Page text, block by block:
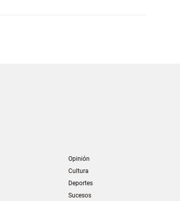
Opinión
Cultura
Deportes
Sucesos